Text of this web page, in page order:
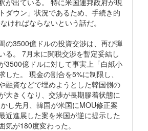
ダウン」状況であるため、手続き的
ければならないという話だ。
の3500億ドルの投資交渉は、再び弾
る。 7月末に関税交渉を暫定妥結し
3500億ドルに対して事実上「白紙小
した。 現金の割合を5%に制限し、
融資などで埋めようとした韓国側の
大きくなり、交渉が長期膠着状態に
し先月、韓国が米国にMOU修正案
近進展した案を米国が逆に提示した
気が180度変わった。